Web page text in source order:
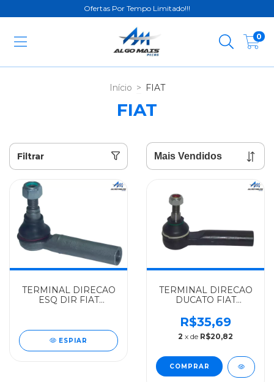
Ofertas Por Tempo Limitado!!!
0
Início > FIAT
FIAT
Filtrar
TERMINAL DIRECAO
ESQ DIR FIAT
- 77362278
ESPIAR
TERMINAL DIRECAO
DUCATO FIAT
ATE 02/2003 -
1306716080
R$35,69
2 x de R$20,82